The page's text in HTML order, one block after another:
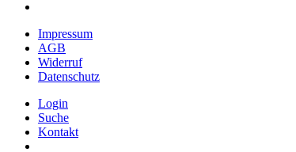
Impressum
AGB
Widerruf
Datenschutz
Login
Suche
Kontakt